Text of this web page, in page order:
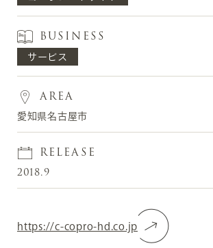
BUSINESS
サービス
AREA
愛知県名古屋市
RELEASE
2018.9
https://c-copro-hd.co.jp